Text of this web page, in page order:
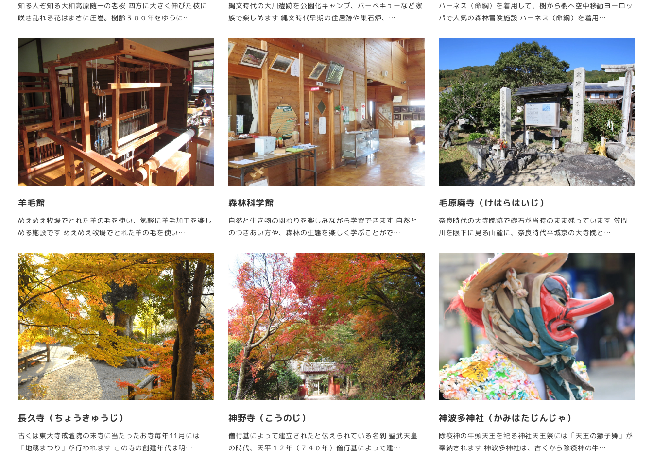
知る人ぞ知る大和高原随一の老桜 四方に大きく伸びた枝に
咲き乱れる花はまさに圧巻。樹齢３００年をゆうに…
縄文時代の大川遺跡を公園化キャンプ、バーベキューなど家
族で楽しめます 縄文時代早期の住居跡や集石炉、…
ハーネス（命綱）を着用して、樹から樹へ空中移動ヨーロッ
パで人気の森林冒険施設 ハーネス（命綱）を着用…
羊毛館
めえめえ牧場でとれた羊の毛を使い、気軽に羊毛加工を楽し
める施設です めえめえ牧場でとれた羊の毛を使い…
森林科学館
自然と生き物の関わりを楽しみながら学習できます 自然と
のつきあい方や、森林の生態を楽しく学ぶことがで…
毛原廃寺（けはらはいじ）
奈良時代の大寺院跡で礎石が当時のまま残っています 笠間
川を眼下に見る山麓に、奈良時代平城京の大寺院と…
長久寺（ちょうきゅうじ）
古くは東大寺戒壇院の末寺に当たったお寺毎年11月には
「地蔵まつり」が行われます この寺の創建年代は明…
神野寺（こうのじ）
僧行基によって建立されたと伝えられている名刹 聖武天皇
の時代、天平１２年（７４０年）僧行基によって建…
神波多神社（かみはたじんじゃ）
除疫神の牛頭天王を祀る神社天王祭には「天王の獅子舞」が
奉納されます 神波多神社は、古くから除疫神の牛…